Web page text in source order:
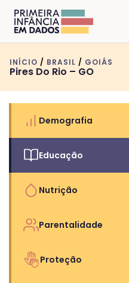
INÍCIO / BRASIL / GOIÁS
Pires Do Rio – GO
Demografia
Educação
Nutrição
Parentalidade
Proteção